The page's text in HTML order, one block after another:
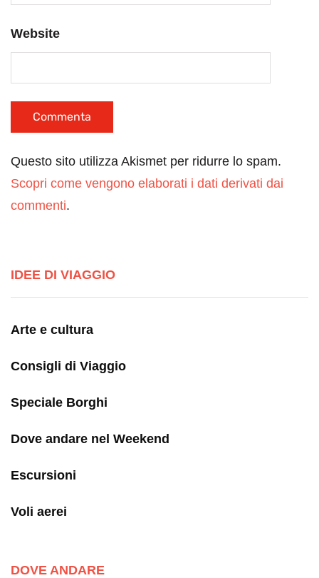
Website
Questo sito utilizza Akismet per ridurre lo spam.
Scopri come vengono elaborati i dati derivati dai
commenti.
IDEE DI VIAGGIO
Arte e cultura
Consigli di Viaggio
Speciale Borghi
Dove andare nel Weekend
Escursioni
Voli aerei
DOVE ANDARE